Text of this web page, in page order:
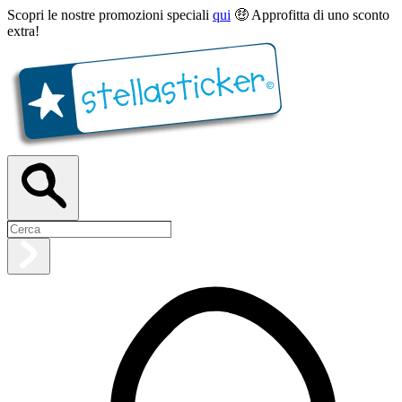
Scopri le nostre promozioni speciali qui 🤑 Approfitta di uno sconto
extra!